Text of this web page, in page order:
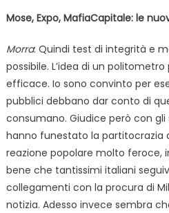
Mose, Expo, MafiaCapitale: le
Morra: Quindi test di integrità e
possibile. L’idea di un
efficace. Io sono convinto per
pubblici debbano dar conto di
consumano. Giudice però con
hanno funestato la partitocrazia
reazione popolare molto feroce,
bene che tantissimi italiani
collegamenti con la procura di
notizia. Adesso invece sembra che